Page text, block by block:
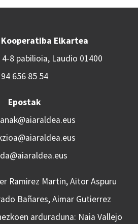
Elkartea
8 pabilioia, Laudio 01400
94 656 85 54
Epostak
Ramirez Martin, Aitor Aspuru
Bañares, Aimar Gutierrez
arduraduna: Naia Vallejo